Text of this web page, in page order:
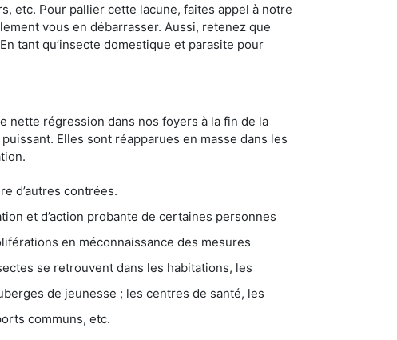
etc. Pour pallier cette lacune, faites appel à notre
vous en débarrasser. Aussi, retenez que
tant qu’insecte domestique et parasite pour
nette régression dans nos foyers à la fin de la
Elles sont réapparues en masse dans les
d’autres contrées.
et d’action probante de certaines personnes
en méconnaissance des mesures
se retrouvent dans les habitations, les
de jeunesse ; les centres de santé, les
communs, etc.